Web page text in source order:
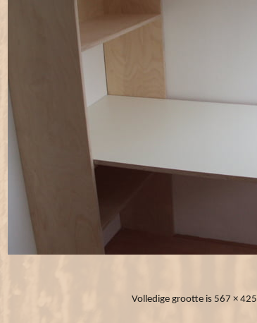
Volledige grootte is 567 × 425